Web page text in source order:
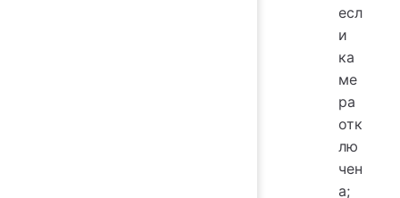
есл
и
ка
ме
ра
отк
лю
чен
а;